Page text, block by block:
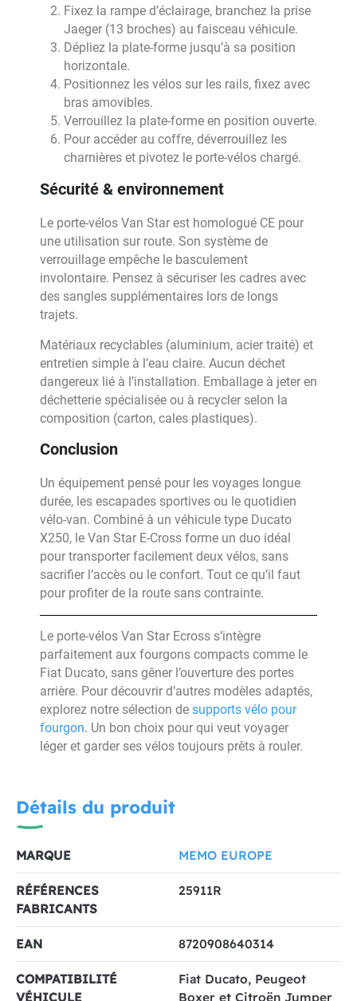
Fixez la rampe d’éclairage, branchez la prise
Jaeger (13 broches) au faisceau véhicule.
Dépliez la plate-forme jusqu’à sa position
horizontale.
Positionnez les vélos sur les rails, fixez avec
bras amovibles.
Verrouillez la plate-forme en position ouverte.
Pour accéder au coffre, déverrouillez les
charnières et pivotez le porte-vélos chargé.
Sécurité & environnement
Le porte-vélos Van Star est homologué CE pour
une utilisation sur route. Son système de
verrouillage empêche le basculement
involontaire. Pensez à sécuriser les cadres avec
des sangles supplémentaires lors de longs
trajets.
Matériaux recyclables (aluminium, acier traité) et
entretien simple à l’eau claire. Aucun déchet
dangereux lié à l’installation. Emballage à jeter en
déchetterie spécialisée ou à recycler selon la
composition (carton, cales plastiques).
Conclusion
Un équipement pensé pour les voyages longue
durée, les escapades sportives ou le quotidien
vélo-van. Combiné à un véhicule type Ducato
X250, le Van Star E-Cross forme un duo idéal
pour transporter facilement deux vélos, sans
sacrifier l’accès ou le confort. Tout ce qu’il faut
pour profiter de la route sans contrainte.
Le porte-vélos Van Star Ecross s’intègre
parfaitement aux fourgons compacts comme le
Fiat Ducato, sans gêner l’ouverture des portes
arrière. Pour découvrir d’autres modèles adaptés,
explorez notre sélection de supports vélo pour
fourgon. Un bon choix pour qui veut voyager
léger et garder ses vélos toujours prêts à rouler.
Détails du produit
MARQUE MEMO EUROPE
RÉFÉRENCES
FABRICANTS
25911R
EAN 8720908640314
COMPATIBILITÉ
VÉHICULE
Fiat Ducato, Peugeot
Boxer et Citroën Jumper